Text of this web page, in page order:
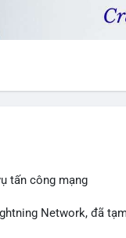
tấn công mạng
Network, đã